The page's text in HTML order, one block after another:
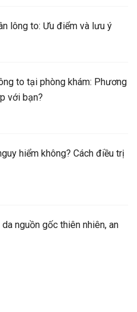
lông to: Ưu điểm và lưu ý
to tại phòng khám: Phương
với bạn?
hiểm không? Cách điều trị
nguồn gốc thiên nhiên, an